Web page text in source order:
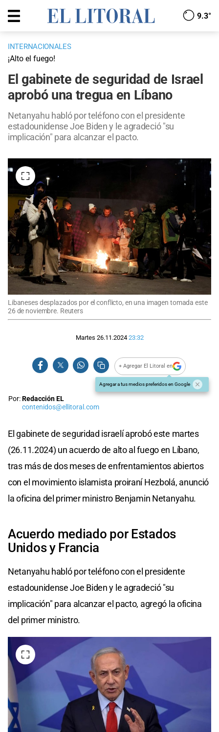
9.3°
INTERNACIONALES
¡Alto el fuego!
El gabinete de seguridad de Israel
aprobó una tregua en Líbano
Netanyahu habló por teléfono con el presidente
estadounidense Joe Biden y le agradeció "su
implicación" para alcanzar el pacto.
Libaneses desplazados por el conflicto, en una imagen tomada este
26 de noviembre. Reuters
Martes 26.11.2024 23:32
+ Agregar El Litoral en
Agregar a tus medios preferidos en Google
Por:Redacción EL
contenidos@ellitoral.com
El gabinete de seguridad israelí aprobó este martes
(26.11.2024) un acuerdo de alto al fuego en Líbano,
tras más de dos meses de enfrentamientos abiertos
con el movimiento islamista proiraní Hezbolá, anunció
la oficina del primer ministro Benjamin Netanyahu.
Acuerdo mediado por Estados
Unidos y Francia
Netanyahu habló por teléfono con el presidente
estadounidense Joe Biden y le agradeció "su
implicación" para alcanzar el pacto, agregó la oficina
del primer ministro.